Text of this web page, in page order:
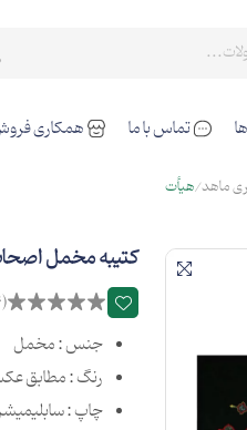
تماس با ما همکاری
ماهد هیأت
کتیبه مخمل
(116)
جنس : مخمل
رنگ : مطابق
چاپ :